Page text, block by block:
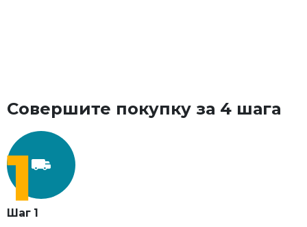
Совершите покупку за 4 шага
Шаг 1